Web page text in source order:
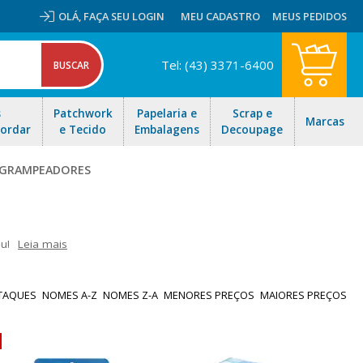
OLÁ, FAÇA SEU LOGIN MEU CADASTRO MEUS PEDIDOS
Patchwork
e Tecido
Papelaria e
Embalagens
Scrap e
Decoupage
Marcas
Tel: (43) 3371-6400
Leia mais
para todo Brasil!
NOMES A-Z NOMES Z-A MENORES PREÇOS MAIORES PREÇOS